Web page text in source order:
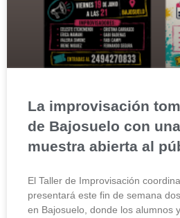
La improvisación
de Bajosuelo con
muestra abierta al
El Taller de Improvisación
presentará este fin de semana
en Bajosuelo, donde los alumnos